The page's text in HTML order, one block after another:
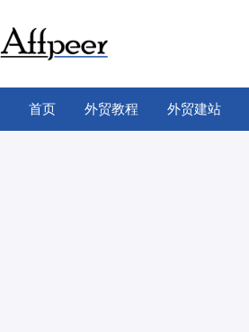
至
内
首页 外贸教程 外贸建站